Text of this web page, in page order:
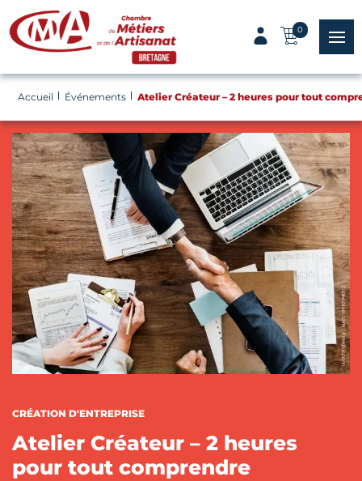
Panneau de gestion des cookies
0
menu
Accueil Événements Atelier Créateur – 2 heures pour tout
CATÉGORIES :
CRÉATION D'ENTREPRISE
Atelier Créateur – 2 heures
pour tout comprendre